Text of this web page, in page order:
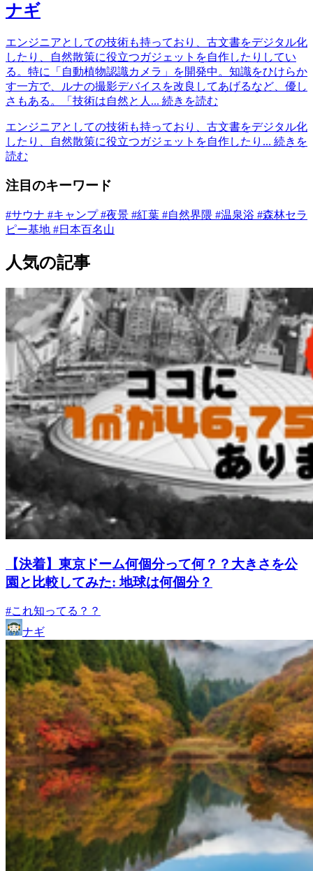
ナギ
エンジニアとしての技術も持っており、古文書をデジタル化
したり、自然散策に役立つガジェットを自作したりしてい
る。特に「自動植物認識カメラ」を開発中。知識をひけらか
す一方で、ルナの撮影デバイスを改良してあげるなど、優し
さもある。「技術は自然と人... 続きを読む
エンジニアとしての技術も持っており、古文書をデジタル化
したり、自然散策に役立つガジェットを自作したり... 続きを
読む
注目のキーワード
#サウナ #キャンプ#夜景 #紅葉 #自然界隈 #温泉浴 #森林セラ
ピー基地 #日本百名山
人気の記事
【決着】東京ドーム何個分って何？？大きさを公
園と比較してみた: 地球は何個分？
#これ知ってる？？
ナギ